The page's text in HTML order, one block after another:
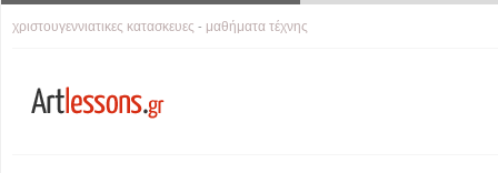
χριστουγεννιατικες κατασκευες - μαθήματα τέχνης